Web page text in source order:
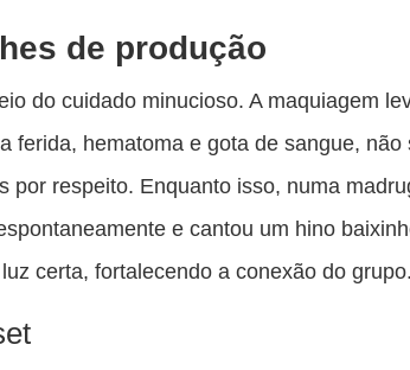
de produção
do cuidado minucioso. A maquiagem
ferida, hematoma e gota de sangue, não
por respeito. Enquanto isso, numa
e cantou um hino
certa, fortalecendo a conexão do grupo.